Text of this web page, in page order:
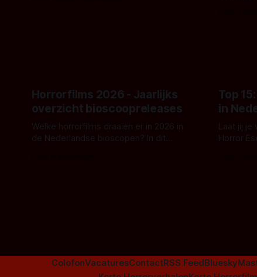
Horrorfilms 2026 - Jaarlijks
overzicht bioscoopreleases
Welke horrorfilms draaien er in 2026 in
de Nederlandse bioscopen? In dit
Top
in
Laat jij je
Horror
ColofonVacaturesContactRSS FeedBluesky